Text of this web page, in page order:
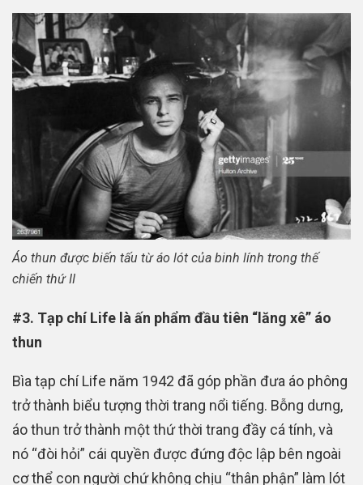
Áo thun được biến tấu từ áo lót của binh lính trong thế
chiến thứ II
#3. Tạp chí Life là ấn phẩm đầu tiên “lăng xê” áo
thun
Bìa tạp chí Life năm 1942 đã góp phần đưa áo phông
trở thành biểu tượng thời trang nổi tiếng. Bỗng dưng,
áo thun trở thành một thứ thời trang đầy cá tính, và
nó “đòi hỏi” cái quyền được đứng độc lập bên ngoài
cơ thể con người chứ không chịu “thân phận” làm lót